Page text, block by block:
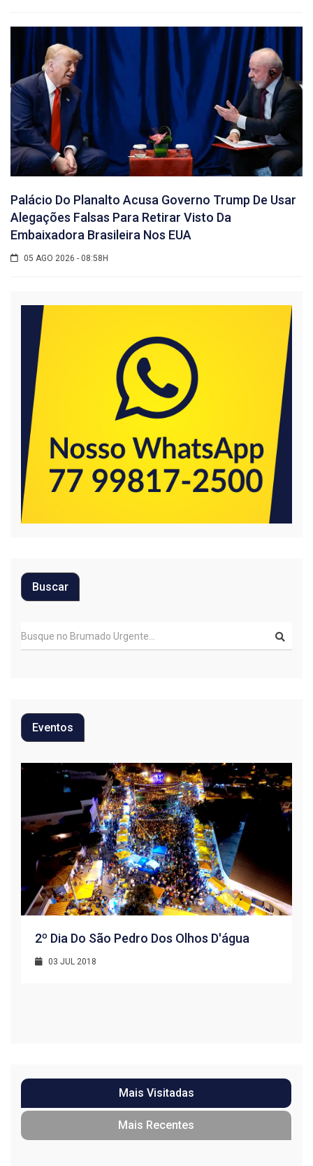
Palácio Do Planalto Acusa Governo Trump De Usar
Alegações Falsas Para Retirar Visto Da
Embaixadora Brasileira Nos EUA
05 AGO 2026 - 08:58H
Buscar
Eventos
2º Dia Do São Pedro Dos Olhos D'água
03 JUL 2018
Mais Visitadas
Mais Recentes